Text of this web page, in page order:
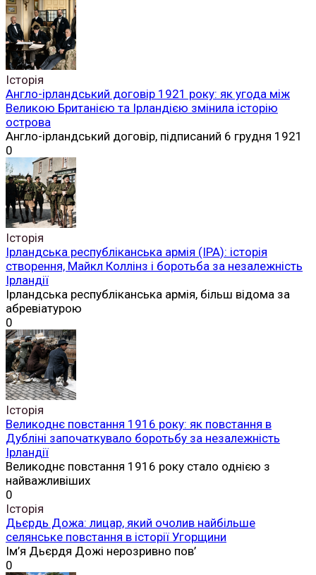
Історія
Англо-ірландський договір 1921 року: як угода між
Великою Британією та Ірландією змінила історію
острова
Англо-ірландський договір, підписаний 6 грудня 1921
0
Історія
Ірландська республіканська армія (ІРА): історія
створення, Майкл Коллінз і боротьба за незалежність
Ірландії
Ірландська республіканська армія, більш відома за
абревіатурою
0
Історія
Великоднє повстання 1916 року: як повстання в
Дубліні започаткувало боротьбу за незалежність
Ірландії
Великоднє повстання 1916 року стало однією з
найважливіших
0
Історія
Дьєрдь Дожа: лицар, який очолив найбільше
селянське повстання в історії Угорщини
Ім’я Дьєрдя Дожі нерозривно пов’
0